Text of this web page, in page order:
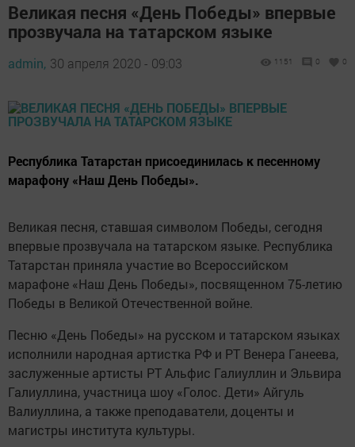
Великая песня «День Победы» впервые
прозвучала на татарском языке
admin, 30 апреля 2020 - 09:03 1151 0 0
Республика Татарстан присоединилась к песенному
марафону «Наш День Победы».
Великая песня, ставшая символом Победы, сегодня
впервые прозвучала на татарском языке. Республика
Татарстан приняла участие во Всероссийском
марафоне «Наш День Победы», посвященном 75-летию
Победы в Великой Отечественной войне.
Песню «День Победы» на русском и татарском языках
исполнили народная артистка РФ и РТ Венера Ганеева,
заслуженные артисты РТ Альфис Галиуллин и Эльвира
Галиуллина, участница шоу «Голос. Дети» Айгуль
Валиуллина, а также преподаватели, доценты и
магистры института культуры.